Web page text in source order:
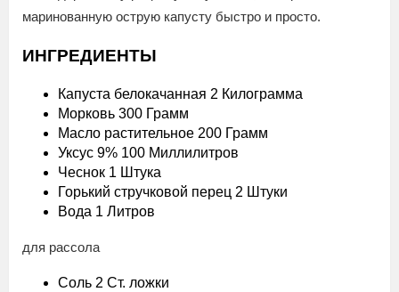
маринованную острую капусту быстро и просто.
ИНГРЕДИЕНТЫ
Капуста белокачанная 2 Килограмма
Морковь 300 Грамм
Масло растительное 200 Грамм
Уксус 9% 100 Миллилитров
Чеснок 1 Штука
Горький стручковой перец 2 Штуки
Вода 1 Литров
для рассола
Соль 2 Ст. ложки